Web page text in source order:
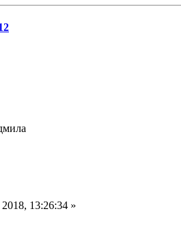
13:26:34 »